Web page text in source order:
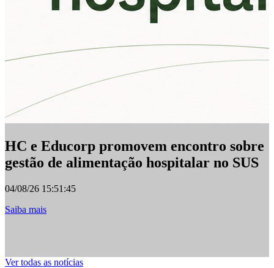
HC e Educorp promovem encontro sobre
gestão de alimentação hospitalar no SUS
04/08/26 15:51:45
Saiba mais(link para HC e Educorp promovem encontro sobre
Ver todas as notícias